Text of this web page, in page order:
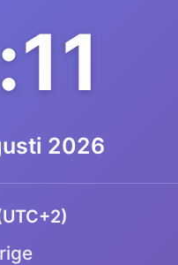
2026